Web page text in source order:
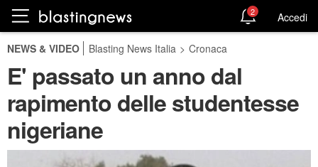
2 Accedi
NEWS & VIDEO Blasting News Italia > Cronaca
E' passato un anno dal
rapimento delle studentesse
nigeriane